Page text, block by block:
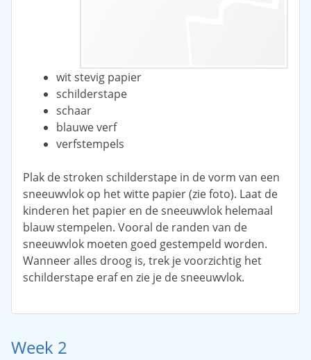
wit stevig papier
schilderstape
schaar
blauwe verf
verfstempels
Plak de stroken schilderstape in de vorm van een
sneeuwvlok op het witte papier (zie foto). Laat de
kinderen het papier en de sneeuwvlok helemaal
blauw stempelen. Vooral de randen van de
sneeuwvlok moeten goed gestempeld worden.
Wanneer alles droog is, trek je voorzichtig het
schilderstape eraf en zie je de sneeuwvlok.
Week 2